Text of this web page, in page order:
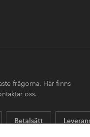
frågorna. Här finns
oss.
Betalsätt